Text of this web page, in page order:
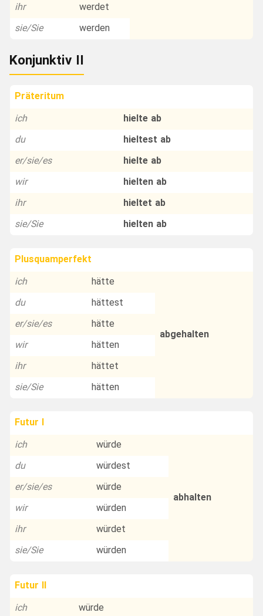
ihr
werdet
sie/Sie
werden
Konjunktiv II
Präteritum
ich
hielte ab
du
hieltest ab
er/sie/es
hielte ab
wir
hielten ab
ihr
hieltet ab
sie/Sie
hielten ab
Plusquamperfekt
ich
hätte
abgehalten
du
hättest
er/sie/es
hätte
wir
hätten
ihr
hättet
sie/Sie
hätten
Futur I
ich
würde
abhalten
du
würdest
er/sie/es
würde
wir
würden
ihr
würdet
sie/Sie
würden
Futur II
ich
würde